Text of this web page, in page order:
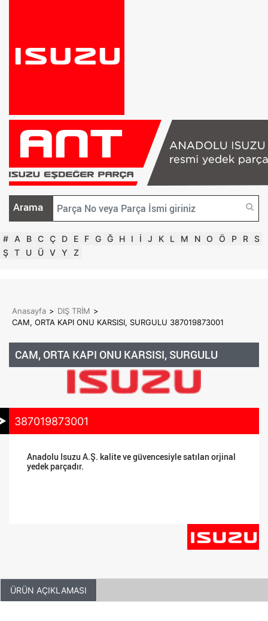
Arama
# A B C Ç D E F G Ğ H I İ J K L M N O Ö P R S
Ş T U Ü V Y Z
Anasayfa > DIŞ TRİM >
CAM, ORTA KAPI ONU KARSISI, SURGULU 387019873001
CAM, ORTA KAPI ONU KARSISI, SURGULU
387019873001
Anadolu Isuzu A.Ş. kalite ve güvencesiyle satılan orjinal
yedek parçadır.
ÜRÜN AÇIKLAMASI